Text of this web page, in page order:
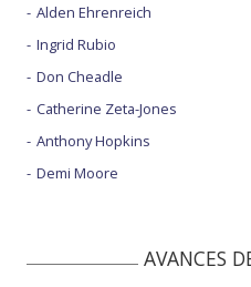
Alden Ehrenreich
Ingrid Rubio
Don Cheadle
Catherine Zeta-Jones
Anthony Hopkins
Demi Moore
AVANCES